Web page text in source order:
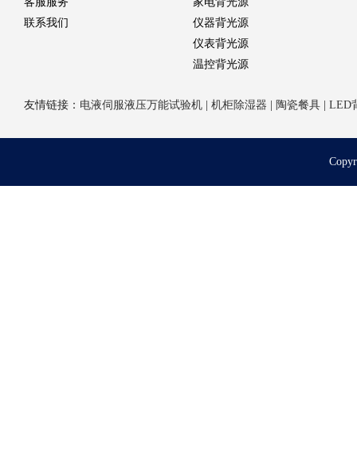
联系我们
仪器背光源
仪表背光源
温控背光源
友情链接： 电液伺服液压万能试验机 | 机柜除湿器 | 陶瓷餐具 | LED